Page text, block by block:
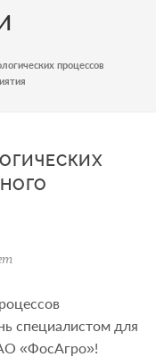
процессов
специалистом для
«ФосАгро»!